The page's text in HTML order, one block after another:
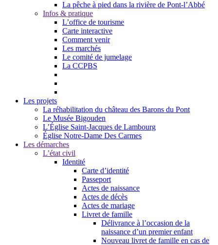
La pêche à pied dans la rivière de Pont-l’Abbé
Infos & pratique
L’office de tourisme
Carte interactive
Comment venir
Les marchés
Le comité de jumelage
La CCPBS
Les projets
La réhabilitation du château des Barons du Pont
Le Musée Bigouden
L’Église Saint-Jacques de Lambourg
Église Notre-Dame Des Carmes
Les démarches
L’état civil
Identité
Carte d’identité
Passeport
Actes de naissance
Actes de décès
Actes de mariage
Livret de famille
Délivrance à l’occasion de la
naissance d’un premier enfant
Nouveau livret de famille en cas de